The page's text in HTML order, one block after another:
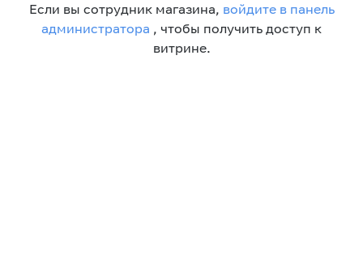
Если вы сотрудник магазина, войдите в панель
администратора , чтобы получить доступ к
витрине.